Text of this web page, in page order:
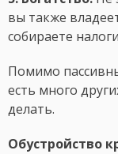
вы также
собираете
Помимо
есть много
делать.
Обустройство